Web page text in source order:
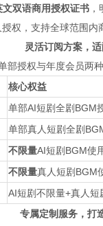
文双语商用授权证书
权，支持全球范围
灵活订阅方案，
部授权与年度会员两
核心权益
单部AI短剧全剧BGM
单部真人短剧全剧
不限量AI短剧BGM使
不限量真人短剧BGM
AI短剧不限量+真人短
专属定制服务，打